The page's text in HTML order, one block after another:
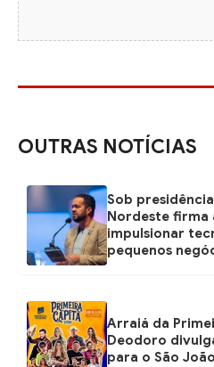
OUTRAS NOTÍCIAS
Sob
Nordeste firma
impulsionar
pequenos
Arraiá da
Deodoro
para o São